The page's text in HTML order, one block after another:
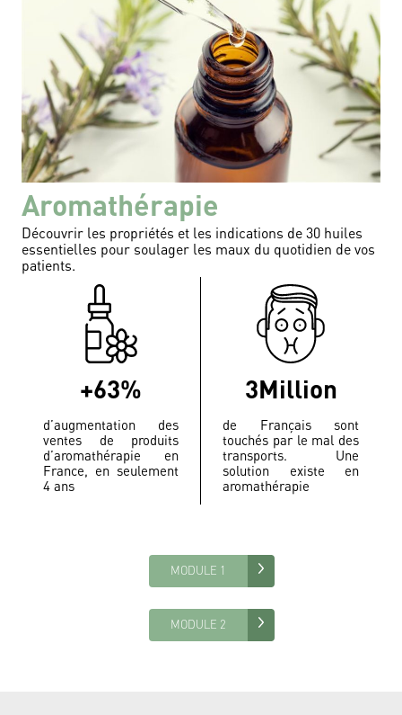
Aromathérapie
Découvrir les propriétés et les indications de 30 huiles
essentielles pour soulager les maux du quotidien de vos
patients.
+63%
d’augmentation des
ventes de produits
d’aromathérapie en
France, en seulement
4 ans
3Million
de Français sont
touchés par le mal des
transports. Une
solution existe en
aromathérapie
MODULE 1
MODULE 2